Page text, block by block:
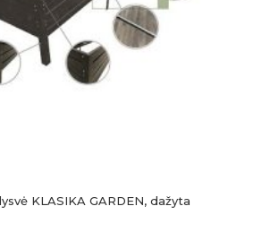
KLASIKA GARDEN, dažyta